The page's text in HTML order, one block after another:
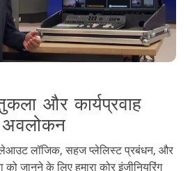
और कार्यप्रवाह
अवलोकन
लॉजिक, सहज प्लेलिस्ट प्रबंधन, और
जानने के लिए हमारा कोर इंजीनियरिंग